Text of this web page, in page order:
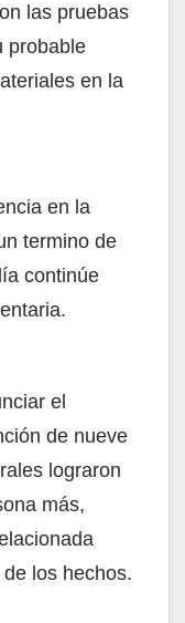
las pruebas
probable
en la
en la
termino de
continúe
el
de nueve
lograron
más,
los hechos.